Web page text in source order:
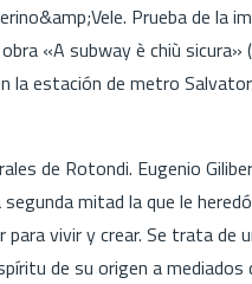
Prueba de la
«A subway è chiù sicura»
la estación de metro
de Rotondi. Eugenio
mitad la que le
vivir y crear. Se trata de
de su origen a mediados